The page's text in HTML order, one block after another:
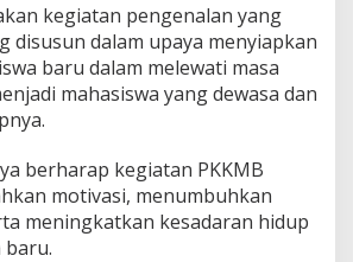
kegiatan pengenalan yang
disusun dalam upaya menyiapkan
baru dalam melewati masa
mahasiswa yang dewasa dan
berharap kegiatan PKKMB
motivasi, menumbuhkan
meningkatkan kesadaran hidup
baru.